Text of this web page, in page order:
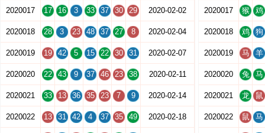
2020017 17 16 3 33 37 30 29 2020-02-02
2020018 28 3 23 48 37 27 8 2020-02-04
2020019 19 42 5 15 22 30 31 2020-02-07
2020020 22 43 9 37 46 23 38 2020-02-11
2020021 33 13 36 35 23 7 9 2020-02-14
2020022 13 31 42 4 37 35 49 2020-02-18
2020017 猴 鸡
2020018 鸡 狗
2020019 马 羊
2020020 兔 马
2020021 龙 鼠
2020022 鼠 马